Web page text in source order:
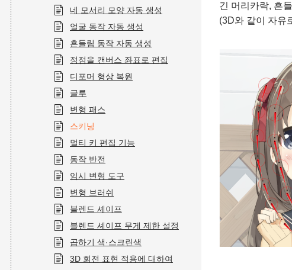
네 모서리 모양 자동 생성
얼굴 동작 자동 생성
흔들림 동작 자동 생성
정점을 캔버스 좌표로 편집
디포머 형상 복원
글루
변형 패스
스키닝
멀티 키 편집 기능
동작 반전
임시 변형 도구
변형 브러쉬
블렌드 셰이프
블렌드 셰이프 무게 제한 설정
곱하기 색·스크린색
3D 회전 표현 적용에 대하여
긴 머리카락, 흔
(3D와 같이 자유